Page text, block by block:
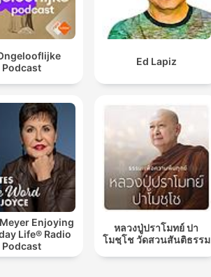
Podcast
Ed Lapiz
Enjoying
Life® Radio
Podcast
หลวงปู่ปราโมทย์ ปา
โมชฺโช วัดสวนสันติธรรม